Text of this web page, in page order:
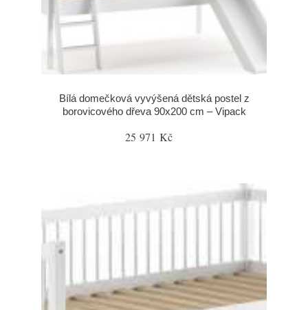
Bílá domečková vyvýšená dětská postel z
borovicového dřeva 90x200 cm – Vipack
25 971 Kč